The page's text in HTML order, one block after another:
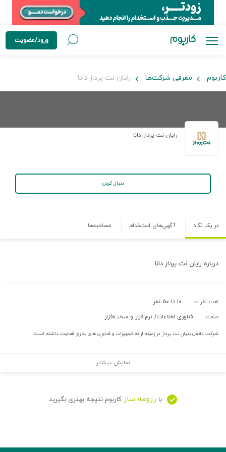
ورود/عضویت
کاربوم معرفی شرکت‌ها رایان نت پرداز دانا
رایان نت پرداز دانا
دنبال کردن
در یک نگاه آگهی‌های استخدام مصاحبه‌ها
درباره رایان نت پرداز دانا
تعداد نفرات: ۱۰ تا ۵۰ نفر
صنعت: فناوری اطلاعات/ نرم‌افزار و سخت‌افزار
شرکت دانش بنیان نت پرداز در زمینه ارائه تجهیزات و فناوری های به روز فعالیت داشته است.
نمایش بیشتر
با رزومه ساز کاربوم نتیجه بهتری بگیرید